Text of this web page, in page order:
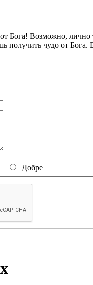
от Бога! Возможно,
получить чудо от
Добре